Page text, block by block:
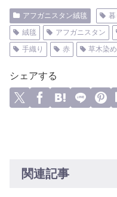
アフガニスタン絨毯 暮
絨毯
アフガニスタン
手織り
赤 草木染め
シェアする
関連記事